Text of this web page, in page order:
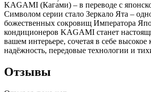
KAGAMI (Кага́ми) – в переводе с
Символом серии стало Зеркало Ята –
божественных сокровищ Императора
кондиционеров KAGAMI станет
вашем интерьере, сочетая в себе высокое
надёжность, передовые технологии и
Отзывы